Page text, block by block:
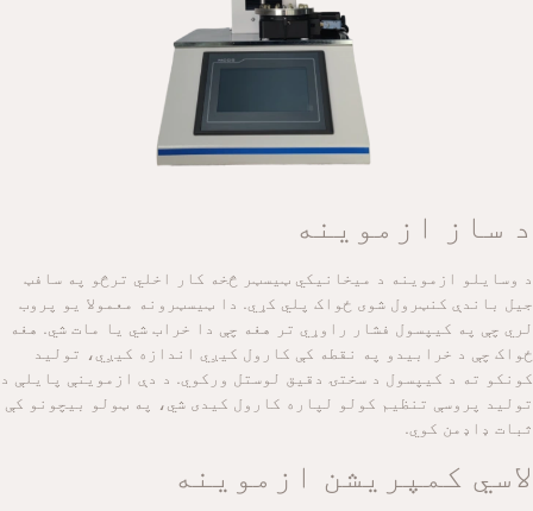
د ساز ازموینه
د وسایلو ازموینه د میخانیکي ټیسټر څخه کار اخلي ترڅو په سافټ
جیل باندې کنټرول شوی ځواک پلي کړي. دا ټیسټرونه معمولا یو پروب
لري چې په کیپسول فشار راوړي تر هغه چې دا خراب شي یا مات شي. هغه
ځواک چې د خرابیدو په نقطه کې کارول کیږي اندازه کیږي، تولید
کونکو ته د کیپسول د سختۍ دقیق لوستل ورکوي. د دې ازموینې پایلې د
تولید پروسې تنظیم کولو لپاره کارول کیدی شي، په ټولو بیچونو کې
ثبات ډاډمن کوي.
لاسي کمپریشن ازموینه